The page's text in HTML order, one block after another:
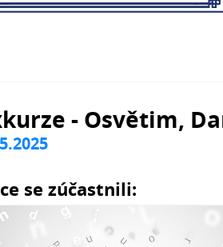
- Osvětim,
se zúčastnili: